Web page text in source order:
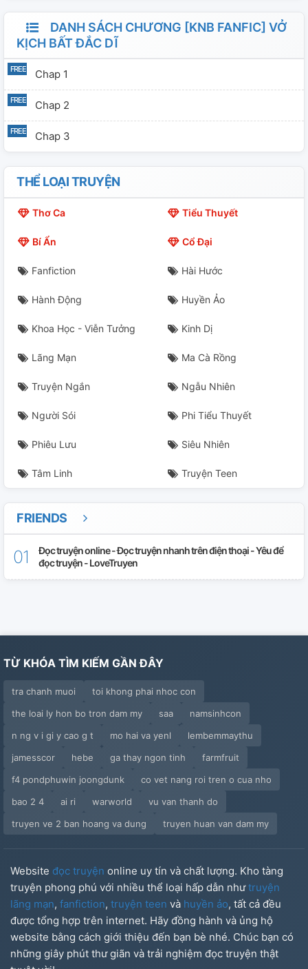
DANH SÁCH CHƯƠNG [KNB FANFIC] VỞ
KỊCH BẤT ĐẮC DĨ
Chap 1
Chap 2
Chap 3
THỂ LOẠI TRUYỆN
Thơ Ca Tiểu Thuyết
Bí Ẩn Cổ Đại
Fanfiction Hài Hước
Hành Động Huyền Ảo
Khoa Học - Viễn Tưởng Kinh Dị
Lãng Mạn Ma Cà Rồng
Truyện Ngắn Ngẫu Nhiên
Người Sói Phi Tiểu Thuyết
Phiêu Lưu Siêu Nhiên
Tâm Linh Truyện Teen
FRIENDS
Đọc truyện online - Đọc truyện nhanh trên điện thoại - Yêu để
đọc truyện - LoveTruyen
TỪ KHÓA TÌM KIẾM GẦN ĐÂY
tra chanh muoi
toi khong phai nhoc con
the loai ly hon bo tron dam my
saa
namsinhcon
n ng v i gi y cao g t
mo hai va yenl
lembemmaythu
jamesscor
hebe ga thay ngon tinh
farmfruit
f4 pondphuwin joongdunk
co vet nang roi tren o cua nho
bao 2 4
ai ri warworld
vu van thanh do
truyen ve 2 ban hoang va dung
truyen huan van dam my
Website đọc truyện online uy tín và chất lượng. Kho tàng
truyện phong phú với nhiều thể loại hấp dẫn nhưtruyện
lãng mạn, fanfiction, truyện teen và huyền ảo, tất cả đều
được tổng hợp trên internet. Hãy đồng hành và ủng hộ
website bằng cách giới thiệu đến bạn bè nhé. Chúc bạn có
những giây phút thư giãn và trải nghiệm đọc truyện thật